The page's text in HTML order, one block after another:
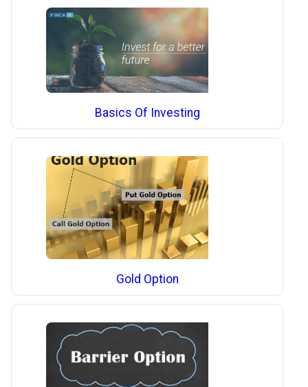
Basics Of Investing
Gold Option